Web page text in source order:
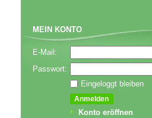
MEIN KONTO
E-Mail:
Passwort:
Eingeloggt bleiben
Konto eröffnen